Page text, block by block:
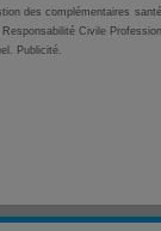
des complémentaires
Civile
Publicité.